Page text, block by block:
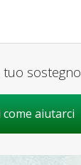
sostegno
come aiutarci